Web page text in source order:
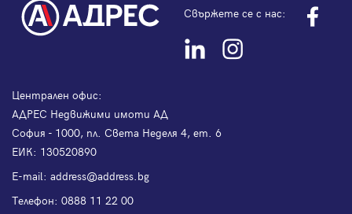
Свържете се с нас:
Централен офис:
АДРЕС Недвижими имоти АД
София - 1000, пл. Света Неделя 4, ет. 6
ЕИК: 130520890
Е-mail: address@address.bg
Телефон: 0888 11 22 00